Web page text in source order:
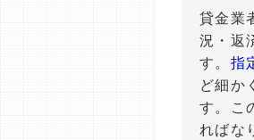
貸金業
況・返
す。 指
ど細か
す。こ
ればな